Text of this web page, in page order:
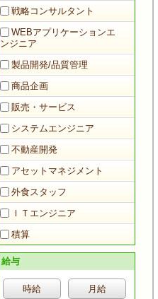
戦略コンサルタント
WEBアプリケーションエ
ンジニア
製品開発/品質管理
商品企画
販売・サービス
システムエンジニア
不動産開発
アセットマネジメント
外食スタッフ
ＩＴエンジニア
積算
給与
時給 月給